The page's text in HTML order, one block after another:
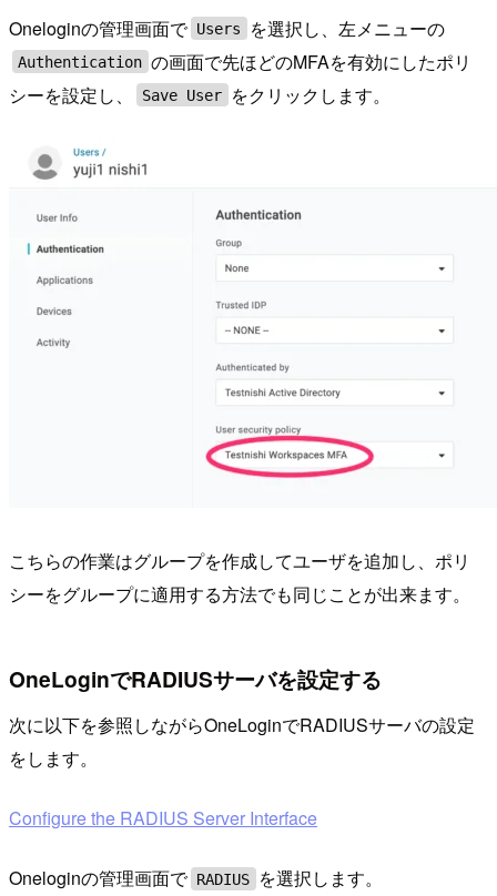
Oneloginの管理画面で Users を選択し、左メニューの
Authentication の画面で先ほどのMFAを有効にしたポリ
シーを設定し、
Save User をクリックします。
こちらの作業はグループを作成してユーザを追加し、ポリ
シーをグループに適用する方法でも同じことが出来ます。
OneLoginでRADIUSサーバを設定する
次に以下を参照しながらOneLoginでRADIUSサーバの設定
をします。
Configure the RADIUS Server Interface
Oneloginの管理画面で RADIUS を選択します。